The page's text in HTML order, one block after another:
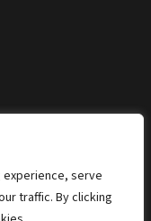
experience, serve
traffic. By clicking